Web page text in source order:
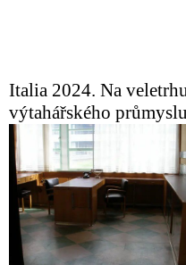
Italia 2024. Na
výtahářského